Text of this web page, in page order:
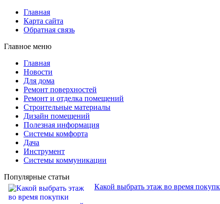
Главная
Карта сайта
Обратная связь
Главное меню
Главная
Новости
Для дома
Ремонт поверхностей
Ремонт и отделка помещений
Строительные материалы
Дизайн помещений
Полезная информация
Системы комфорта
Дача
Инструмент
Системы коммуникации
Популярные статьи
Какой выбрать этаж во время